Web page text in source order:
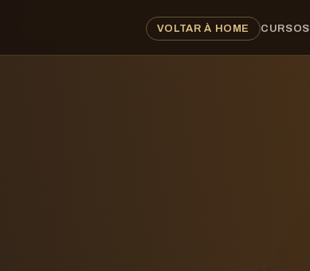
VOLTAR À HOME CURSOS